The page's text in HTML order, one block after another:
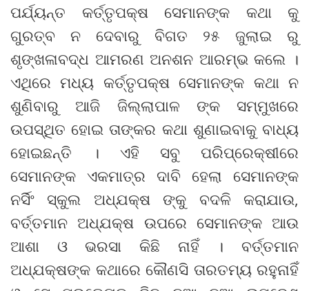
ପର୍ଯ୍ୟନ୍ତ କର୍ତ୍ତୃପକ୍ଷ ସେମାନଙ୍କ କଥା କୁ
ଗୁରତ୍ବ ନ ଦେବାରୁ ବିଗତ ୨୫ ଜୁଲାଇ ରୁ
ଶୃଙ୍ଖଳାବଦ୍ଧ ଆମରଣ ଅନଶନ ଆରମ୍ଭ କଲେ ।
ଏଥିରେ ମଧ୍ୟ କର୍ତ୍ତୃପକ୍ଷ ସେମାନଙ୍କ କଥା ନ
ଶୁଣିବାରୁ ଆଜି ଜିଲ୍ଲାପାଳ ଙ୍କ ସମ୍ମୁଖରେ
ଉପସ୍ଥିତ ହୋଇ ତାଙ୍କର କଥା ଶୁଣାଇବାକୁ ବାଧ୍ୟ
ହୋଇଛନ୍ତି । ଏହି ସବୁ ପରିପ୍ରେକ୍ଷୀରେ
ସେମାନଙ୍କ ଏକମାତ୍ର ଦାବି ହେଲା ସେମାନଙ୍କ
ନର୍ସିଂ ସ୍କୁଲ ଅଧ୍ଯକ୍ଷ ଙ୍କୁ ବଦଳି କରାଯାଉ,
ବର୍ତ୍ତମାନ ଅଧ୍ଯକ୍ଷ ଉପରେ ସେମାନଙ୍କ ଆଉ
ଆଶା ଓ ଭରସା କିଛି ନାହିଁ । ବର୍ତ୍ତମାନ
ଅଧ୍ଯକ୍ଷଙ୍କ କଥାରେ କୌଣସି ତାରତମ୍ୟ ରହୁନାହିଁ